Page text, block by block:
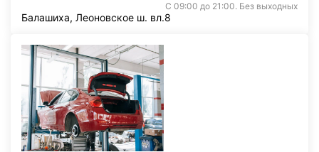
С 09:00 до 21:00. Без выходных
Балашиха, Леоновское ш. вл.8